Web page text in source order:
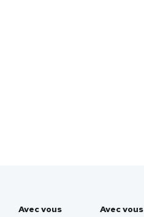
Avec vous
Avec vous